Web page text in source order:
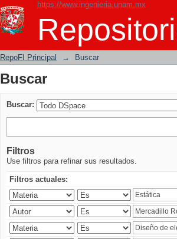
https://www.ingenieria.unam.mx
Buscar
RepoFI Principal → Buscar
Buscar
Buscar:
Filtros
Use filtros para refinar sus resultados.
Filtros actuales: